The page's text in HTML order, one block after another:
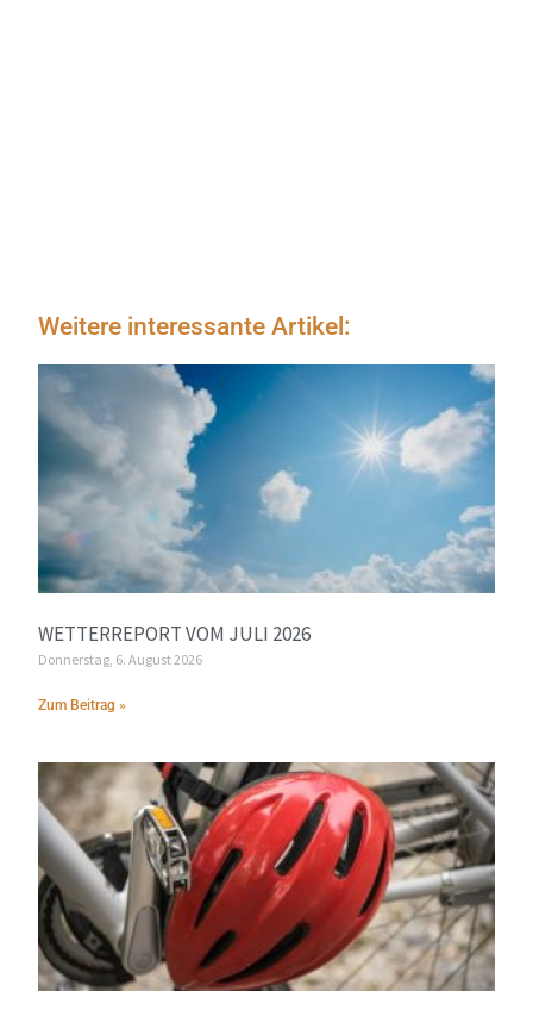
Weitere interessante Artikel:
WETTERREPORT VOM JULI 2026
Donnerstag, 6. August 2026
Zum Beitrag »